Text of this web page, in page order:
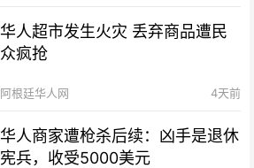
华人超市发生火灾 丢弃商品遭民
众疯抢
阿根廷华人网 4天前
华人商家遭枪杀后续：凶手是退休
宪兵，收受5000美元